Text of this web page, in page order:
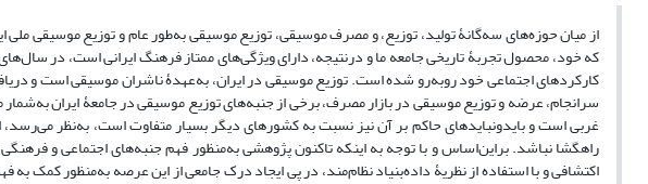
از میان حوزه‌های سه‌گانۀ تولید، توزیع، و مصرف موسیقی، توزیع موسیقی به‌طور عام و توزیع موسیقی
که خود، محصول تجربۀ تاریخی جامعه ما و درنتیجه، دارای ویژگی‌های ممتاز فرهنگ ایرانی است، در
کارکردهای اجتماعی خود روبه‌رو شده است. توزیع موسیقی در ایران، به‌عهدۀ ناشران موسیقی است و
سرانجام، عرضه و توزیع موسیقی در بازار مصرف، برخی از جنبه‌های توزیع موسیقی در جامعۀ ایران
غربی است و باید‌ونبایدهای حاکم بر آن نیز نسبت به کشورهای دیگر بسیار متفاوت است، به‌نظر می‌رسد،
راهگشا نباشد. براین‌اساس و با توجه به اینکه تاکنون پژوهشی به‌منظور فهم جنبه‌های اجتماعی و
اکتشافی و با استفاده از نظریۀ داده‌بنیاد نظام‌مند، در پی ایجاد درک جامعی از این عرصه به‌منظور